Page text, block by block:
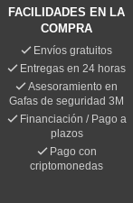
FACILIDADES EN LA
COMPRA
Envíos gratuitos
Entregas en 24 horas
Asesoramiento en
Gafas de seguridad 3M
Financiación / Pago a
plazos
Pago con
criptomonedas